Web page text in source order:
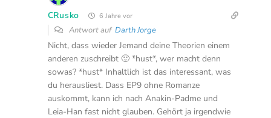
CRusko 6 Jahre vor
Antwort auf Darth Jorge
Nicht, dass wieder Jemand deine Theorien einem
anderen zuschreibt 🙂 *hust*, wer macht denn
sowas? *hust* Inhaltlich ist das interessant, was
du herausliest. Dass EP9 ohne Romanze
auskommt, kann ich nach Anakin-Padme und
Leia-Han fast nicht glauben. Gehört ja irgendwie